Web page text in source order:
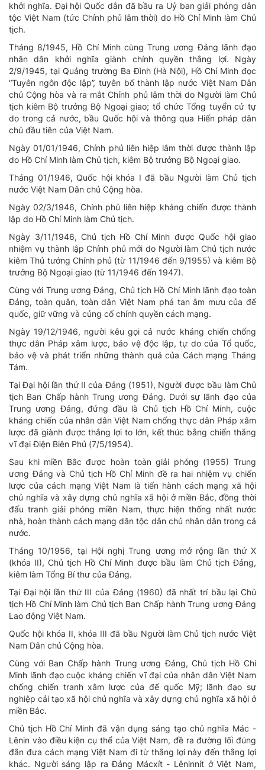
khởi nghĩa. Đại hội Quốc dân đã bầu ra Uỷ ban giải phóng dân
tộc Việt Nam (tức Chính phủ lâm thời) do Hồ Chí Minh làm Chủ
tịch.
Tháng 8/1945, Hồ Chí Minh cùng Trung ương Đảng lãnh đạo
nhân dân khởi nghĩa giành chính quyền thắng lợi. Ngày
2/9/1945, tại Quảng trường Ba Đình (Hà Nội), Hồ Chí Minh đọc
“Tuyên ngôn độc lập”, tuyên bố thành lập nước Việt Nam Dân
chủ Cộng hòa và ra mắt Chính phủ lâm thời do Người làm Chủ
tịch kiêm Bộ trưởng Bộ Ngoại giao; tổ chức Tổng tuyển cử tự
do trong cả nước, bầu Quốc hội và thông qua Hiến pháp dân
chủ đầu tiên của Việt Nam.
Ngày 01/01/1946, Chính phủ liên hiệp lâm thời được thành lập
do Hồ Chí Minh làm Chủ tịch, kiêm Bộ trưởng Bộ Ngoại giao.
Tháng 01/1946, Quốc hội khóa I đã bầu Người làm Chủ tịch
nước Việt Nam Dân chủ Cộng hòa.
Ngày 02/3/1946, Chính phủ liên hiệp kháng chiến được thành
lập do Hồ Chí Minh làm Chủ tịch.
Ngày 3/11/1946, Chủ tịch Hồ Chí Minh được Quốc hội giao
nhiệm vụ thành lập Chính phủ mới do Người làm Chủ tịch nước
kiêm Thủ tướng Chính phủ (từ 11/1946 đến 9/1955) và kiêm Bộ
trưởng Bộ Ngoại giao (từ 11/1946 đến 1947).
Cùng với Trung ương Đảng, Chủ tịch Hồ Chí Minh lãnh đạo toàn
Đảng, toàn quân, toàn dân Việt Nam phá tan âm mưu của đế
quốc, giữ vững và củng cố chính quyền cách mạng.
Ngày 19/12/1946, người kêu gọi cả nước kháng chiến chống
thực dân Pháp xâm lược, bảo vệ độc lập, tự do của Tổ quốc,
bảo vệ và phát triển những thành quả của Cách mạng Tháng
Tám.
Tại Đại hội lần thứ II của Đảng (1951), Người được bầu làm Chủ
tịch Ban Chấp hành Trung ương Đảng. Dưới sự lãnh đạo của
Trung ương Đảng, đứng đầu là Chủ tịch Hồ Chí Minh, cuộc
kháng chiến của nhân dân Việt Nam chống thực dân Pháp xâm
lược đã giành được thắng lợi to lớn, kết thúc bằng chiến thắng
vĩ đại Điện Biên Phủ (7/5/1954).
Sau khi miền Bắc được hoàn toàn giải phóng (1955) Trung
ương Đảng và Chủ tịch Hồ Chí Minh đề ra hai nhiệm vụ chiến
lược của cách mạng Việt Nam là tiến hành cách mạng xã hội
chủ nghĩa và xây dựng chủ nghĩa xã hội ở miền Bắc, đồng thời
đấu tranh giải phóng miền Nam, thực hiện thống nhất nước
nhà, hoàn thành cách mạng dân tộc dân chủ nhân dân trong cả
nước.
Tháng 10/1956, tại Hội nghị Trung ương mở rộng lần thứ X
(khóa II), Chủ tịch Hồ Chí Minh được bầu làm Chủ tịch Đảng,
kiêm làm Tổng Bí thư của Đảng.
Tại Đại hội lần thứ III của Đảng (1960) đã nhất trí bầu lại Chủ
tịch Hồ Chí Minh làm Chủ tịch Ban Chấp hành Trung ương Đảng
Lao động Việt Nam.
Quốc hội khóa II, khóa III đã bầu Người làm Chủ tịch nước Việt
Nam Dân chủ Cộng hòa.
Cùng với Ban Chấp hành Trung ương Đảng, Chủ tịch Hồ Chí
Minh lãnh đạo cuộc kháng chiến vĩ đại của nhân dân Việt Nam
chống chiến tranh xâm lược của đế quốc Mỹ; lãnh đạo sự
nghiệp cải tạo xã hội chủ nghĩa và xây dựng chủ nghĩa xã hội ở
miền Bắc.
Chủ tịch Hồ Chí Minh đã vận dụng sáng tạo chủ nghĩa Mác -
Lênin vào điều kiện cụ thể của Việt Nam, đề ra đường lối đúng
đắn đưa cách mạng Việt Nam đi từ thắng lợi này đến thắng lợi
khác. Người sáng lập ra Đảng Mácxít - Lêninnít ở Việt Nam,